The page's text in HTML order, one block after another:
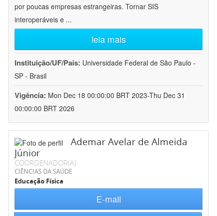
por poucas empresas estrangeiras. Tornar SIS
interoperáveis e ...
leia mais
Instituição/UF/País: Universidade Federal de São Paulo -
SP - Brasil
Vigência: Mon Dec 18 00:00:00 BRT 2023-Thu Dec 31
00:00:00 BRT 2026
Ademar Avelar de Almeida
Júnior
COORDENADOR(A)
CIÊNCIAS DA SAÚDE
Educação Física
E-mail